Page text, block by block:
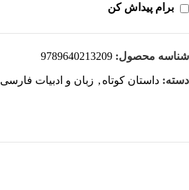
برام پیداش کن
شناسه محصول: 9789640213209
دسته: داستان کوتاه , زبان و ادبیات فارسی